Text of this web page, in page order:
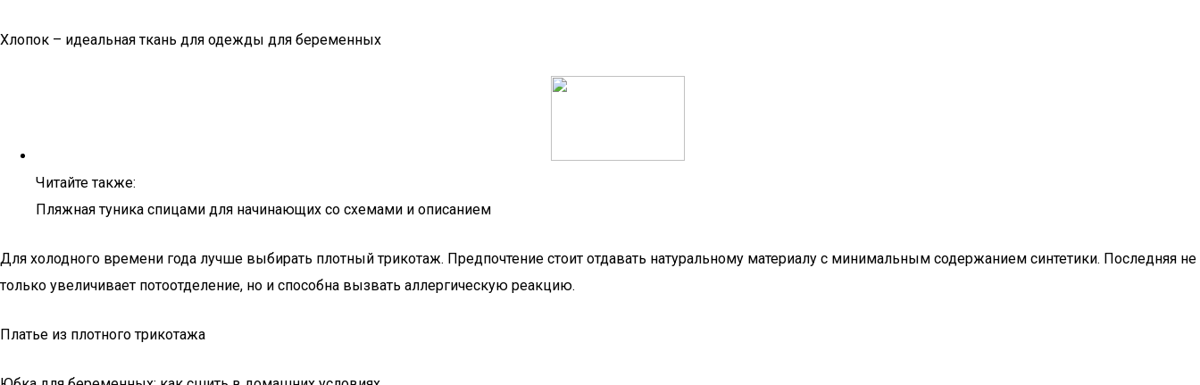
Хлопок – идеальная ткань для одежды для беременных
Читайте также:
Пляжная туника спицами для начинающих со схемами и описанием
Для холодного времени года лучше выбирать плотный трикотаж. Предпочтение стоит отдавать натуральному материалу с минимальным содержанием синтетики. Последняя не
только увеличивает потоотделение, но и способна вызвать аллергическую реакцию.
Платье из плотного трикотажа